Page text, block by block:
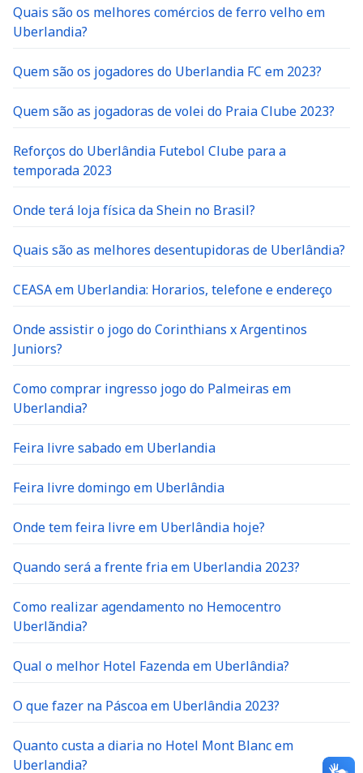
Quais são os melhores comércios de ferro velho em
Uberlandia?
Quem são os jogadores do Uberlandia FC em 2023?
Quem são as jogadoras de volei do Praia Clube 2023?
Reforços do Uberlândia Futebol Clube para a
temporada 2023
Onde terá loja física da Shein no Brasil?
Quais são as melhores desentupidoras de Uberlândia?
CEASA em Uberlandia: Horarios, telefone e endereço
Onde assistir o jogo do Corinthians x Argentinos
Juniors?
Como comprar ingresso jogo do Palmeiras em
Uberlandia?
Feira livre sabado em Uberlandia
Feira livre domingo em Uberlândia
Onde tem feira livre em Uberlândia hoje?
Quando será a frente fria em Uberlandia 2023?
Como realizar agendamento no Hemocentro
Uberlãndia?
Qual o melhor Hotel Fazenda em Uberlândia?
O que fazer na Páscoa em Uberlândia 2023?
Quanto custa a diaria no Hotel Mont Blanc em
Uberlandia?